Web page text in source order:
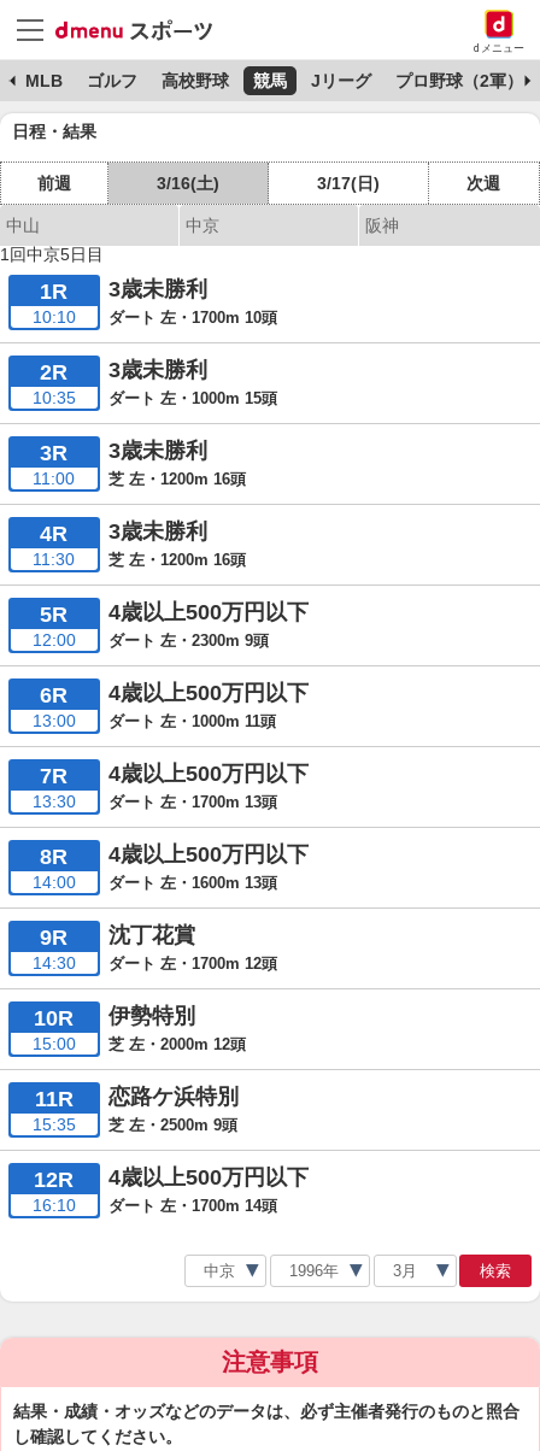
dメニュー
MLB ゴルフ 高校野球 競馬 Jリーグ プロ野球（2軍）
日程・結果
前週 3/16(土) 3/17(日) 次週
中山 中京
阪神
1回中京5日目
1R
10:10
3歳未勝利
ダート 左・1700m 10頭
2R
10:35
3歳未勝利
ダート 左・1000m 15頭
3R
11:00
3歳未勝利
芝 左・1200m 16頭
4R
11:30
3歳未勝利
芝 左・1200m 16頭
5R
12:00
4歳以上500万円以下
ダート 左・2300m 9頭
6R
13:00
4歳以上500万円以下
ダート 左・1000m 11頭
7R
13:30
4歳以上500万円以下
ダート 左・1700m 13頭
8R
14:00
4歳以上500万円以下
ダート 左・1600m 13頭
9R
14:30
沈丁花賞
ダート 左・1700m 12頭
10R
15:00
伊勢特別
芝 左・2000m 12頭
11R
15:35
恋路ケ浜特別
芝 左・2500m 9頭
12R
16:10
4歳以上500万円以下
ダート 左・1700m 14頭
検索
注意事項
結果・成績・オッズなどのデータは、必ず主催者発行のものと照合
し確認してください。